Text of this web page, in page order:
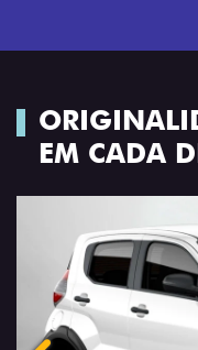
EM CADA